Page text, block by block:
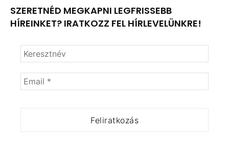
SZERETNÉD MEGKAPNI LEGFRISSEBB
HÍREINKET? IRATKOZZ FEL HÍRLEVELÜNKRE!